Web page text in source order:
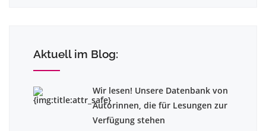
Aktuell im Blog:
Wir lesen! Unsere Datenbank von
Autorinnen, die für Lesungen zur
Verfügung stehen